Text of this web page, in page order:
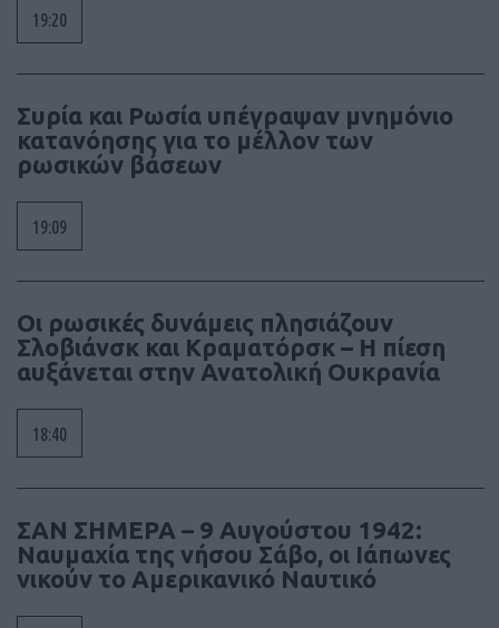
19:20
Συρία και Ρωσία υπέγραψαν μνημόνιο
κατανόησης για το μέλλον των
ρωσικών βάσεων
19:09
Οι ρωσικές δυνάμεις πλησιάζουν
Σλοβιάνσκ και Κραματόρσκ – Η πίεση
αυξάνεται στην Ανατολική Ουκρανία
18:40
ΣΑΝ ΣΗΜΕΡΑ – 9 Αυγούστου 1942:
Ναυμαχία της νήσου Σάβο, οι Ιάπωνες
νικούν το Αμερικανικό Ναυτικό